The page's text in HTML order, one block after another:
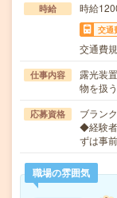
時給 時給
交通
交通費
仕事内容
露光装
物を扱
応募資格
ブラン
◆経験
ずは事
職場の雰囲気